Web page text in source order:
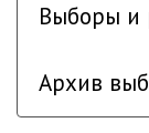
Выборы и
Архив